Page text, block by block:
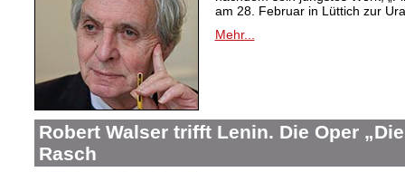
am 28. Februar in Lüttich zur
Mehr...
Robert Walser trifft Lenin. Die Oper
Rasch